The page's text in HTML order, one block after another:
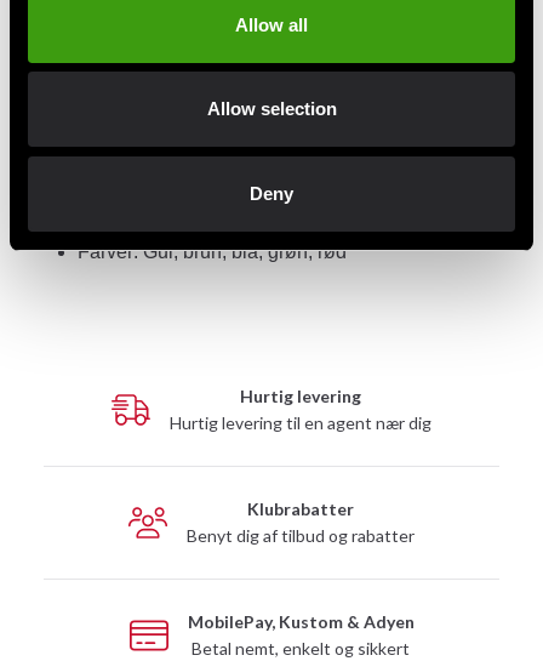
Allow all
Allow selection
Deny
Fås i:gul, brun, blå, grøn, rød.
Specifikationer (kort)
Farver: Gul, brun, blå, grøn, rød
Hurtig levering
Hurtig levering til en agent nær dig
Klubrabatter
Benyt dig af tilbud og rabatter
MobilePay, Kustom & Adyen
Betal nemt, enkelt og sikkert